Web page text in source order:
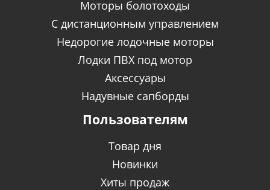
Моторы болотоходы
C дистанционным управлением
Недорогие лодочные моторы
Лодки ПВХ под мотор
Аксессуары
Надувные сапборды
Пользователям
Товар дня
Новинки
Хиты продаж